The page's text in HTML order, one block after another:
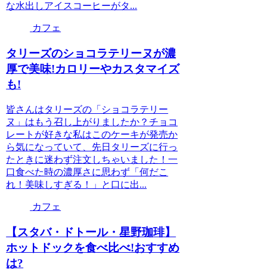
な水出しアイスコーヒーがタ...
カフェ
タリーズのショコラテリーヌが濃
厚で美味!カロリーやカスタマイズ
も!
皆さんはタリーズの「ショコラテリー
ヌ」はもう召し上がりましたか？チョコ
レートが好きな私はこのケーキが発売か
ら気になっていて、先日タリーズに行っ
たときに迷わず注文しちゃいました！一
口食べた時の濃厚さに思わず「何だこ
れ！美味しすぎる！」と口に出...
カフェ
【スタバ・ドトール・星野珈琲】
ホットドックを食べ比べ!おすすめ
は?